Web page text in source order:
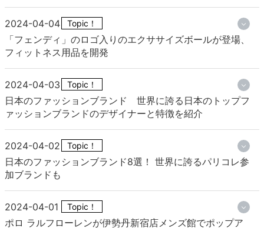
2024-04-04 Topic！
「フェンディ」のロゴ入りのエクササイズボールが登場、
フィットネス用品を開発
2024-04-03 Topic！
日本のファッションブランド 世界に誇る日本のトップフ
ァッションブランドのデザイナーと特徴を紹介
2024-04-02 Topic！
日本のファッションブランド8選！ 世界に誇るパリコレ参
加ブランドも
2024-04-01 Topic！
ポロ ラルフローレンが伊勢丹新宿店メンズ館でポップア